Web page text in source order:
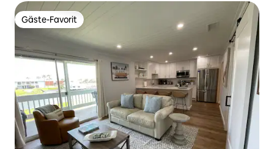
Gäste-Favorit
Gäste-Favorit